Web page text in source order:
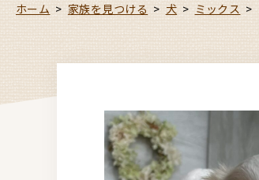
ホーム >家族を見つける >犬 > ミックス >